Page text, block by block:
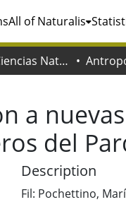
All of Naturalis
Facultad de Ciencias Naturales y Museo
a
del
Description
Fil: Pochettino,